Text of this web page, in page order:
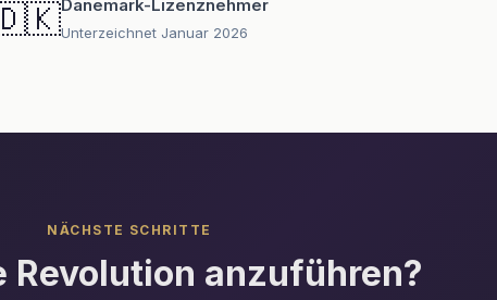
Dänemark-Lizenznehmer
Unterzeichnet Januar 2026
NÄCHSTE SCHRITTE
Revolution anzuführen?